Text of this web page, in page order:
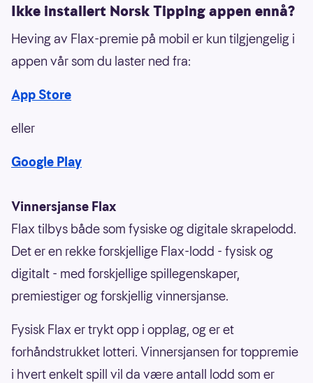
Ikke installert Norsk Tipping appen ennå?
Heving av Flax-premie på mobil er kun tilgjengelig i
appen vår som du laster ned fra:
​App Store
eller
Google Play
Vinnersjanse Flax
Flax tilbys både som fysiske og digitale skrapelodd.
Det er en rekke forskjellige Flax-lodd - fysisk og
digitalt - med forskjellige spillegenskaper,
premiestiger og forskjellig vinnersjanse.
Fysisk Flax er trykt opp i opplag, og er et
forhåndstrukket lotteri. Vinnersjansen for toppremie
i hvert enkelt spill vil da være antall lodd som er